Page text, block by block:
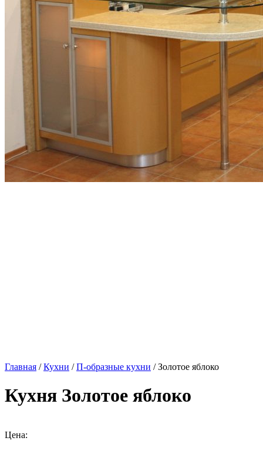
Главная /Кухни /П-образные кухни / Золотое яблоко
Кухня Золотое яблоко
Цена: